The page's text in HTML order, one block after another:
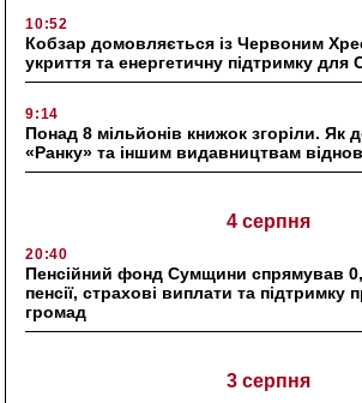
10:52
Кобзар домовляється із Червоним
укриття та енергетичну підтримку для
9:14
Понад 8 мільйонів книжок згоріли. Як
«Ранку» та іншим видавництвам
4 серпня
20:40
Пенсійний фонд Сумщини спрямував
пенсії, страхові виплати та
громад
3 серпня